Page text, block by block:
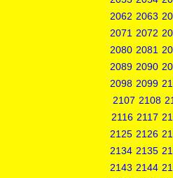
2062 2063
2071 2072
2080 2081
2089 2090
2098 2099
2107 2108
2116 2117
2125 2126
2134 2135
2143 2144